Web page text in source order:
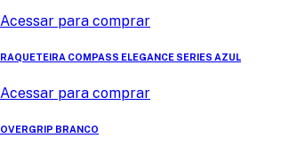
Acessar para comprar
RAQUETEIRA COMPASS ELEGANCE SERIES AZUL
Acessar para comprar
OVERGRIP BRANCO